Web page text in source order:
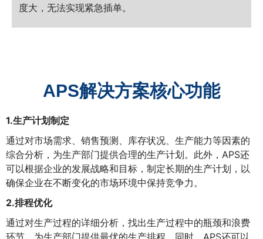
度大，无法实现紧急插单。
APS解决方案核心功能
1.生产计划制定
通过对市场需求、销售预测、库存状况、生产能力等因素的
综合分析，为生产部门提供合理的生产计划。此外，APS还
可以根据企业的发展战略和目标，制定长期的生产计划，以
确保企业在不断变化的市场环境中保持竞争力。
2.排程优化
通过对生产过程的详细分析，找出生产过程中的瓶颈和浪费
环节，为生产部门提供最优的生产排程。同时，APS还可以